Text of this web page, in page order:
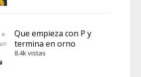
Que empieza con P y
termina en orno
8.4k vistas